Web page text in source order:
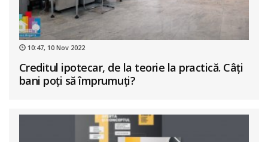
10:47, 10 Nov 2022
Creditul ipotecar, de la teorie la practică. Câți
bani poți să împrumuți?